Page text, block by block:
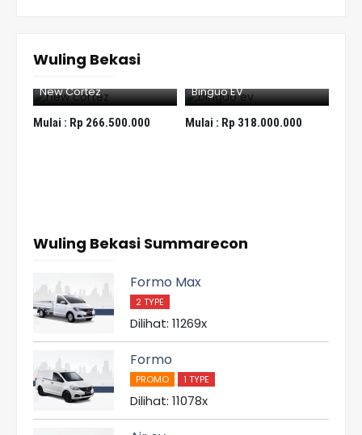
Wuling Bekasi
New Cortez
Mulai : Rp 266.500.000
Binguo EV
Mulai : Rp 318.000.000
Wuling Bekasi Summarecon
Formo Max
2 TYPE
Dilihat: 11269x
Formo
PROMO 1 TYPE
Dilihat: 11078x